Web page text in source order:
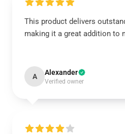
This product delivers
making it a great addition to
A Alexander
Verified owner